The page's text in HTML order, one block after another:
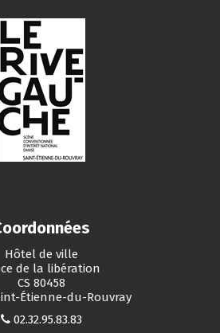
Hôtel de ville
de la libération
CS 80458
Étienne-du-Rouvray
02.32.95.83.83